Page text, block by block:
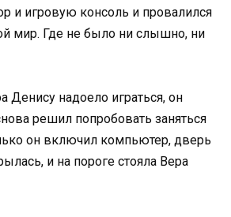
и игровую консоль и провалился
мир. Где не было ни слышно, ни
Денису надоело играться, он
решил попробовать заняться
он включил компьютер, дверь
и на пороге стояла Вера